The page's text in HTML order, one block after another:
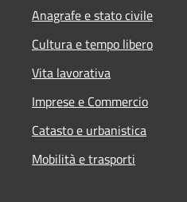
Anagrafe e stato civile
Cultura e tempo libero
Vita lavorativa
Imprese e Commercio
Catasto e urbanistica
Mobilità e trasporti